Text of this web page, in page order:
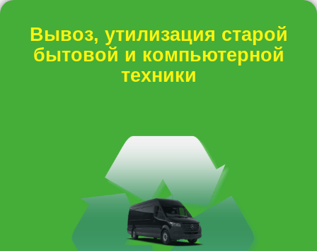
Вывоз, утилизация старой
бытовой и компьютерной
техники